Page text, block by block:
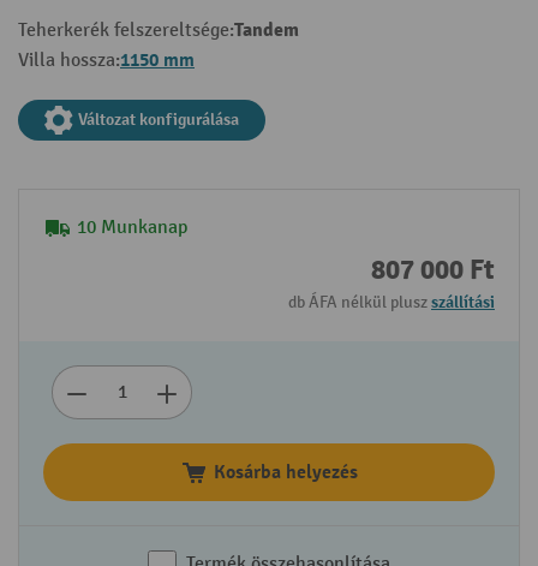
Teherkerék felszereltsége:Tandem
Villa hossza:1150 mm
Változat konfigurálása
10 Munkanap
807 000 Ft
db ÁFA nélkül pluszszállítási
Kosárba helyezés